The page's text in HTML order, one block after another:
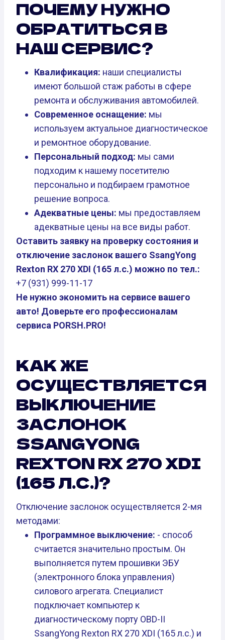
ПОЧЕМУ НУЖНО
ОБРАТИТЬСЯ В
НАШ СЕРВИС?
Квалификация: наши специалисты
имеют большой стаж работы в сфере
ремонта и обслуживания автомобилей.
Современное оснащение: мы
используем актуальное диагностическое
и ремонтное оборудование.
Персональный подход: мы сами
подходим к нашему посетителю
персонально и подбираем грамотное
решение вопроса.
Адекватные цены: мы предоставляем
адекватные цены на все виды работ.
Оставить заявку на проверку состояния и
отключение заслонок вашего SsangYong
Rexton RX 270 XDI (165 л.с.) можно по тел.:
+7 (931) 999-11-17
Не нужно экономить на сервисе вашего
авто! Доверьте его профессионалам
сервиса PORSH.PRO!
КАК ЖЕ
ОСУЩЕСТВЛЯЕТСЯ
ВЫКЛЮЧЕНИЕ
ЗАСЛОНОК
SSANGYONG
REXTON RX 270 XDI
(165 Л.С.)?
Отключение заслонок осуществляется 2-мя
методами:
Программное выключение: - способ
считается значительно простым. Он
выполняется путем прошивки ЭБУ
(электронного блока управления)
силового агрегата. Специалист
подключает компьютер к
диагностическому порту OBD-II
SsangYong Rexton RX 270 XDI (165 л.с.) и